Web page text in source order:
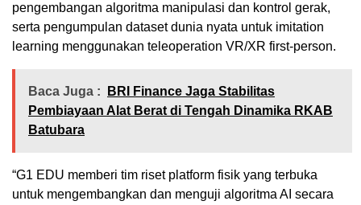
pengembangan algoritma manipulasi dan kontrol gerak,
serta pengumpulan dataset dunia nyata untuk imitation
learning menggunakan teleoperation VR/XR first-person.
Baca Juga :
BRI Finance Jaga Stabilitas
Pembiayaan Alat Berat di Tengah Dinamika RKAB
Batubara
“G1 EDU memberi tim riset platform fisik yang terbuka
untuk mengembangkan dan menguji algoritma AI secara